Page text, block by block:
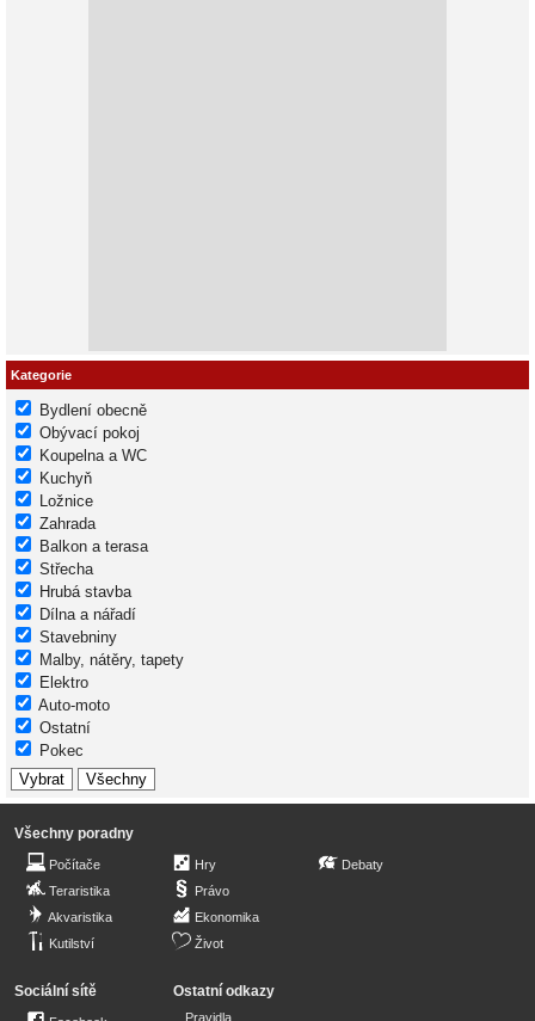
Kategorie
Bydlení obecně
Obývací pokoj
Koupelna a WC
Kuchyň
Ložnice
Zahrada
Balkon a terasa
Střecha
Hrubá stavba
Dílna a nářadí
Stavebniny
Malby, nátěry, tapety
Elektro
Auto-moto
Ostatní
Pokec
Všechny poradny
Počítače
Teraristika
Akvaristika
Kutilství
Hry
Právo
Ekonomika
Život
Debaty
Sociální sítě Ostatní odkazy
Pravidla